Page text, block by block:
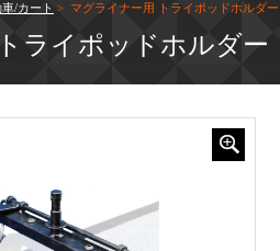
/カート > マグライナー用 トライポッドホルダー
ライポッドホルダー